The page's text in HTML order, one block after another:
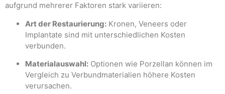
aufgrund mehrerer Faktoren stark variieren:
Art der Restaurierung: Kronen, Veneers oder
Implantate sind mit unterschiedlichen Kosten
verbunden.
Materialauswahl: Optionen wie Porzellan können im
Vergleich zu Verbundmaterialien höhere Kosten
verursachen.